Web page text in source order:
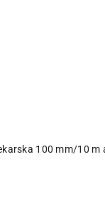
100 mm/10 m